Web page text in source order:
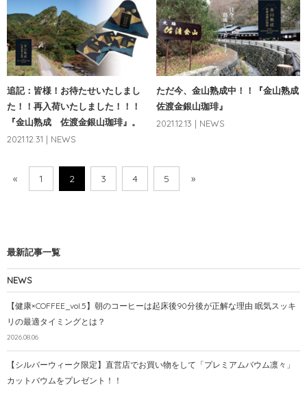
追記：皆様！お待たせいたしまし
た！！再入荷いたしました！！！
『金山熟成 佐渡金銀山珈琲』。
2021.12.31 | NEWS
ただ今、金山熟成中！！『金山熟成
佐渡金銀山珈琲』
2021.12.13 | NEWS
« 1 2 3 4 5 »
最新記事一覧
NEWS
【健康×COFFEE_vol.5】朝のコーヒーは起床後90分後が正解な理由 眠気スッキ
リの最適タイミングとは？
2026.08.06
【シルバーウィーク限定】直営店でお買い物をして「プレミアムバウム凛々」
カットバウムをプレゼント！！